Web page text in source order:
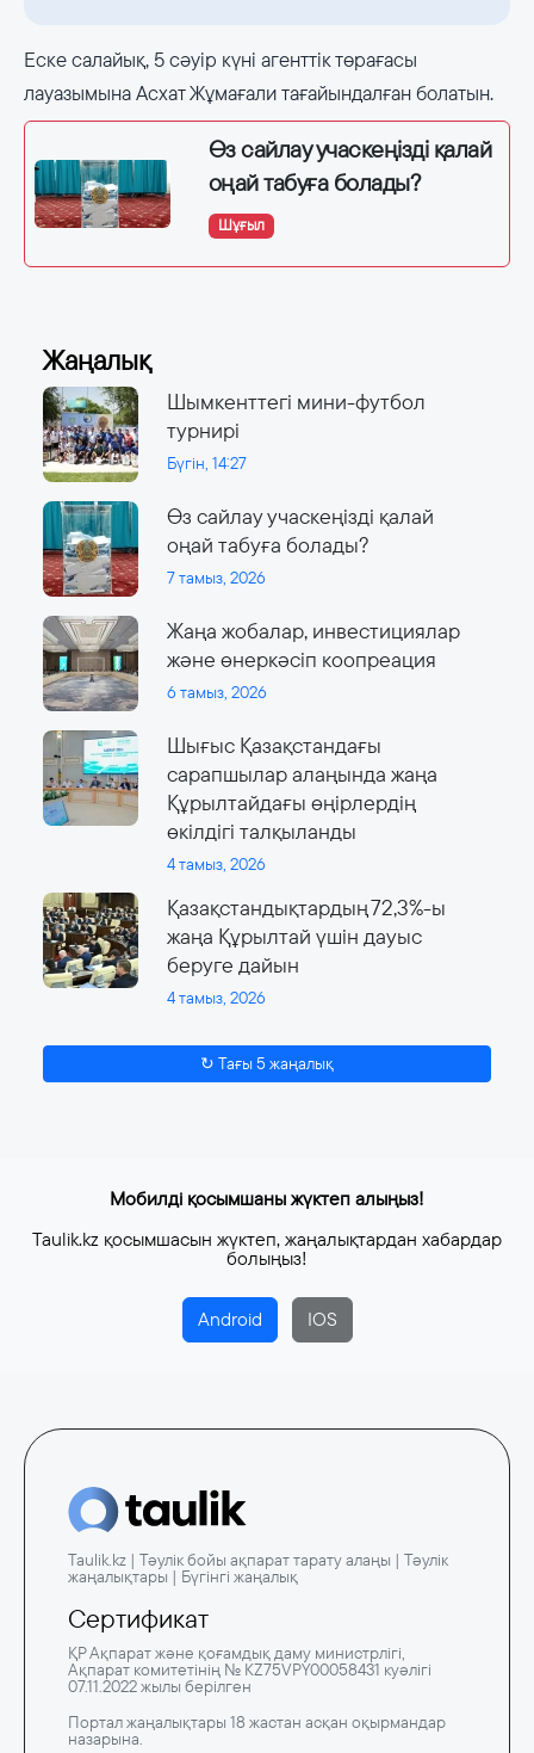
Еске салайық, 5 сәуір күні агенттік төрағасы
лауазымына Асхат Жұмағали тағайындалған болатын.
Өз сайлау учаскеңізді қалай
оңай табуға болады?
Шұғыл
Жаңалық
Шымкенттегі мини-футбол
турнирі
Бүгін, 14:27
Өз сайлау учаскеңізді қалай
оңай табуға болады?
7 тамыз, 2026
Жаңа жобалар, инвестициялар
және өнеркәсіп коопреация
6 тамыз, 2026
Шығыс Қазақстандағы
сарапшылар алаңында жаңа
Құрылтайдағы өңірлердің
өкілдігі талқыланды
4 тамыз, 2026
Қазақстандықтардың 72,3%-ы
жаңа Құрылтай үшін дауыс
беруге дайын
4 тамыз, 2026
↻ Тағы 5 жаңалық
Мобилді қосымшаны жүктеп алыңыз!
Taulik.kz қосымшасын жүктеп, жаңалықтардан хабардар
болыңыз!
Android IOS
Taulik.kz | Тәулік бойы ақпарат тарату алаңы | Тәулік
жаңалықтары | Бүгінгі жаңалық
Сертификат
ҚР Ақпарат және қоғамдық даму министрлігі,
Ақпарат комитетінің № KZ75VPY00058431 куәлігі
07.11.2022 жылы берілген
Портал жаңалықтары 18 жастан асқан оқырмандар
назарына.